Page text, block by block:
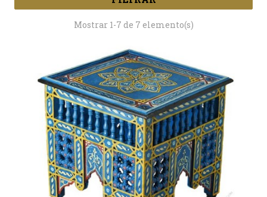
Mostrar 1-7 de 7 elemento(s)